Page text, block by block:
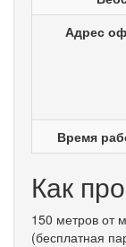
Адрес
Время
Как
150 метров от
(бесплатная